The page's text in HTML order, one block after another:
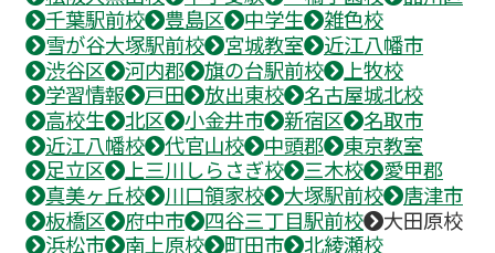
千葉駅前校
豊島区 中学生
雑色校
雪が谷大塚駅前校
宮城教室
近江八幡市
渋谷区
河内郡 旗の台駅前校
上牧校
学習情報
戸田 放出東校
名古屋城北校
高校生
北区 小金井市 新宿区
名取市
近江八幡校
代官山校 中頭郡
東京教室
足立区
上三川しらさぎ校 三木校
愛甲郡
真美ヶ丘校
川口領家校 大塚駅前校
唐津市
板橋区
府中市 四谷三丁目駅前校
大田原校
浜松市
南上原校 町田市
北綾瀬校